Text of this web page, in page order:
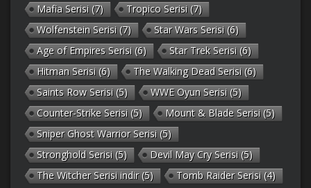
Mafia Serisi (7) Tropico Serisi (7)
Wolfenstein Serisi (7) Star Wars Serisi (6)
Age of Empires Serisi (6) Star Trek Serisi (6)
Hitman Serisi (6) The Walking Dead Serisi (6)
Saints Row Serisi (5) WWE Oyun Serisi (5)
Counter-Strike Serisi (5) Mount & Blade Serisi (5)
Sniper Ghost Warrior Serisi (5)
Stronghold Serisi (5) Devil May Cry Serisi (5)
The Witcher Serisi indir(5) Tomb Raider Serisi (4)